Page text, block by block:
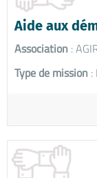
Aide aux
Association :
Type de mission :